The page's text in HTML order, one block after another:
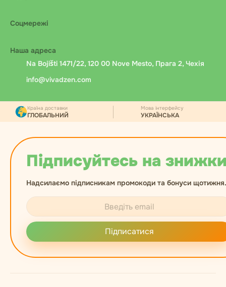
Соцмережі
Наша адреса
Na Bojišti 1471/22, 120 00 Nove Mesto, Прага 2, Чехія
info@vivadzen.com
Підписуйтесь на
Надсилаємо підписникам промокоди та бонуси щотижня.
Підписатися
Країна доставки
ГЛОБАЛЬНИЙ
Мова інтерфейсу
УКРАЇНСЬКА